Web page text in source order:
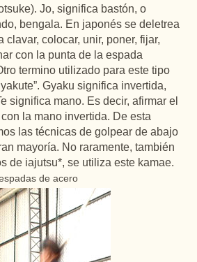
Jo, significa bastón, o
bengala. En japonés se deletrea
clavar, colocar, unir, poner, fijar,
con la punta de la espada
termino utilizado para este tipo
Gyaku significa invertida,
significa mano. Es decir, afirmar el
la mano invertida. De esta
las técnicas de golpear de abajo
mayoría. No raramente, también
de iajutsu*, se utiliza este kamae.
de acero